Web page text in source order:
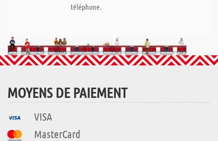
téléphone.
MOYENS DE PAIEMENT
VISA
MasterCard